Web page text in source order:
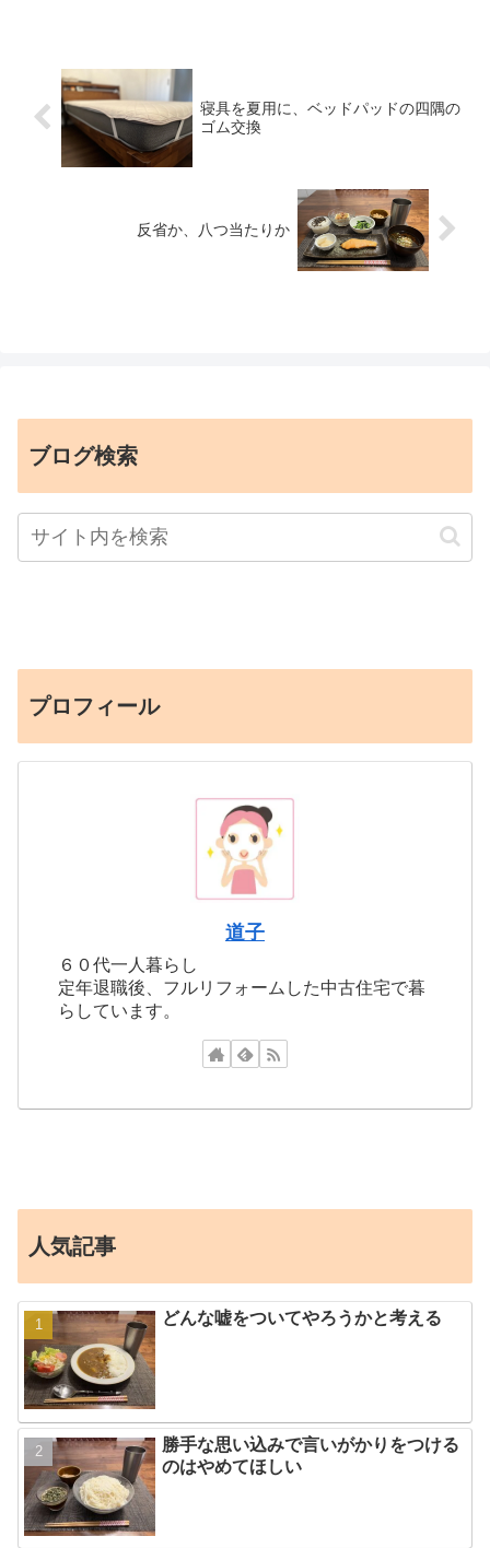
寝具を夏用に、ベッドパッドの四隅の
ゴム交換
反省か、八つ当たりか
ブログ検索
プロフィール
道子
６０代一人暮らし
定年退職後、フルリフォームした中古住宅で暮
らしています。
人気記事
どんな嘘をついてやろうかと考える
勝手な思い込みで言いがかりをつける
のはやめてほしい